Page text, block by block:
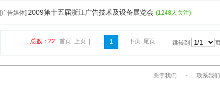
[广告媒体] 2009第十五届浙江广告技术及设备展览会 (1248人关注)
总数：22 首页 上页 1 下页 尾页 跳转到
关于我们 - 联系我们